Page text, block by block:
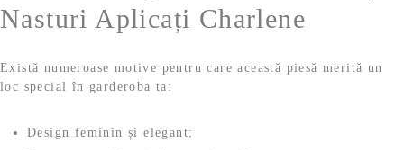
Nasturi Aplicați Charlene
Există numeroase motive pentru care această piesă merită un
loc special în garderoba ta:
Design feminin și elegant;